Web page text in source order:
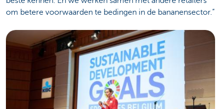
om betere voorwaarden te bedingen in de bananensector.”